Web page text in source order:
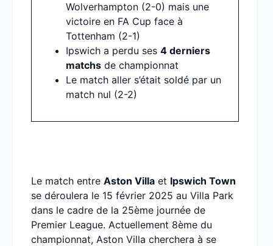
Wolverhampton (2-0) mais une
victoire en FA Cup face à
Tottenham (2-1)
Ipswich a perdu ses 4 derniers
matchs de championnat
Le match aller s’était soldé par un
match nul (2-2)
Le match entre Aston Villa et Ipswich Town
se déroulera le 15 février 2025 au Villa Park
dans le cadre de la 25ème journée de
Premier League. Actuellement 8ème du
championnat, Aston Villa cherchera à se